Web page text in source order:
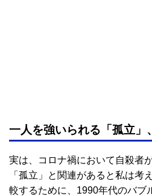
一人を強いられる「孤立」
実は、コロナ禍において自殺者
「孤立」と関連があると私は考
較するために、1990年代のバブ